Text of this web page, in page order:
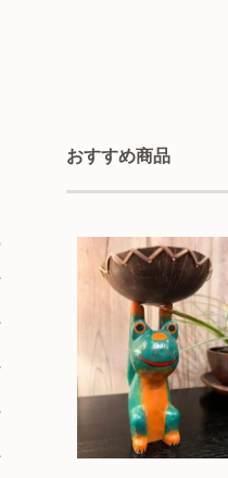
おすすめ商品